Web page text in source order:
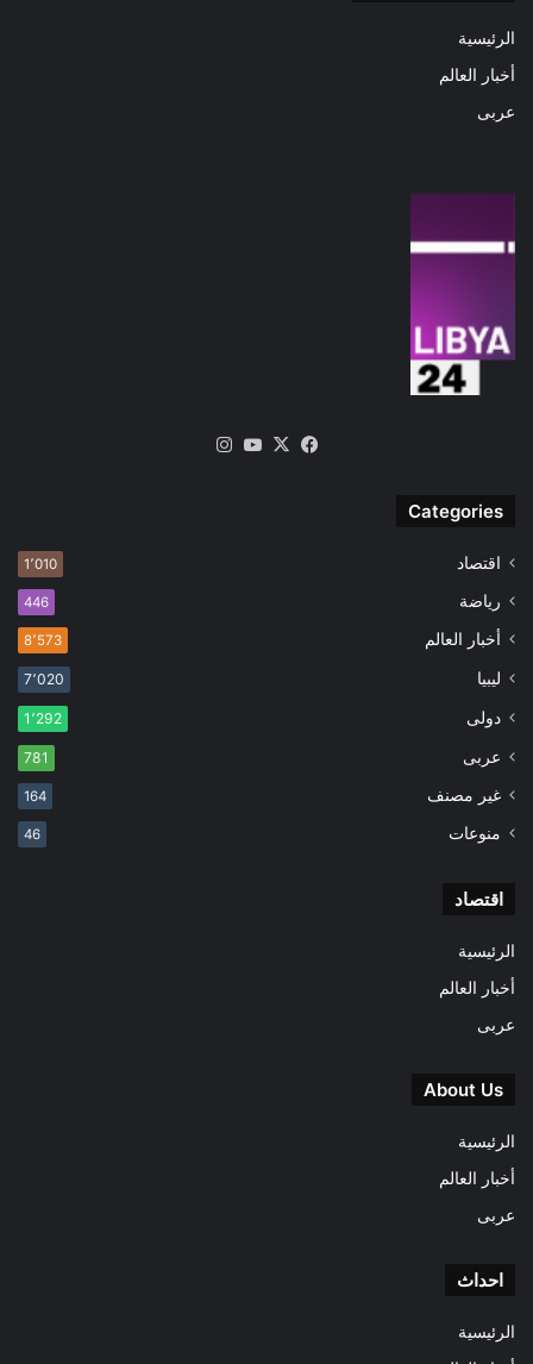
الرئيسية
أخبار العالم
عربى
فيسبوك
‫X
‫YouTube
Categories
اقتصاد 1٬010
رياضة 446
أخبار العالم 8٬573
ليبيا 7٬020
دولى 1٬292
عربى 781
غير مصنف 164
منوعات 46
اقتصاد
الرئيسية
أخبار العالم
عربى
About Us
الرئيسية
أخبار العالم
عربى
احداث
الرئيسية